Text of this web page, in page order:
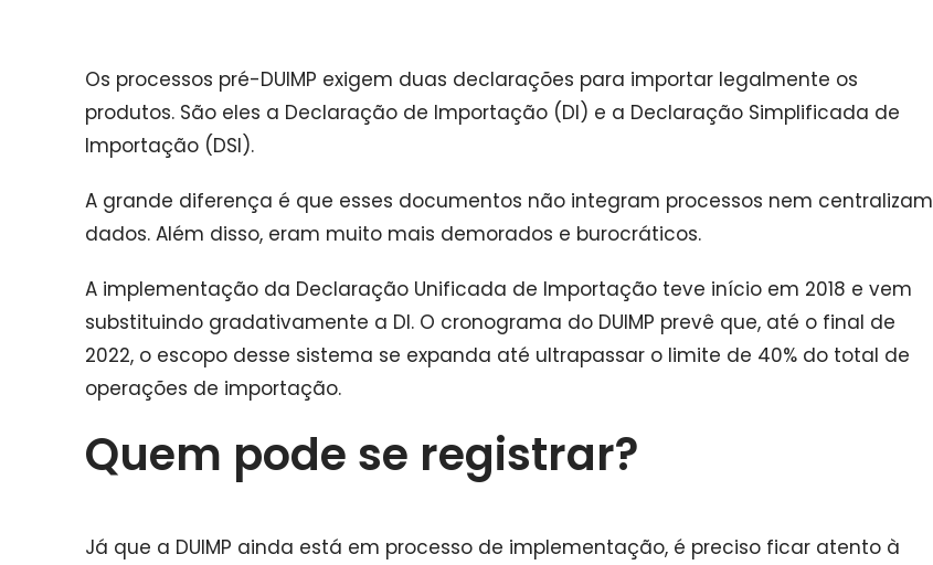
Os processos pré-DUIMP exigem duas declarações para importar legalmente os
produtos. São eles a Declaração de Importação (DI) e a Declaração Simplificada de
Importação (DSI).
A grande diferença é que esses documentos não integram processos nem centralizam
dados. Além disso, eram muito mais demorados e burocráticos.
A implementação da Declaração Unificada de Importação teve início em 2018 e vem
substituindo gradativamente a DI. O cronograma do DUIMP prevê que, até o final de
2022, o escopo desse sistema se expanda até ultrapassar o limite de 40% do total de
operações de importação.
Quem pode se registrar?
Já que a DUIMP ainda está em processo de implementação, é preciso ficar atento à